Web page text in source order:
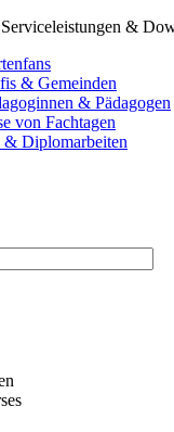
&
& Gemeinden
& Pädagogen
von Fachtagen
& Diplomarbeiten